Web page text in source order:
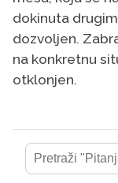
dokinuta
dozvoljen.
na konkretnu
otklonjen.